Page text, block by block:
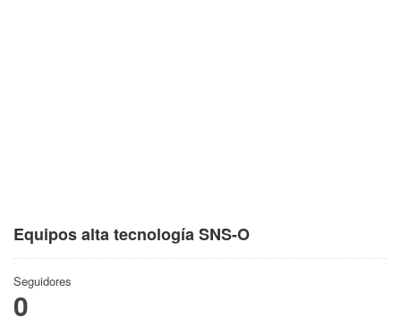
Equipos alta tecnología SNS-O
Seguidores
0